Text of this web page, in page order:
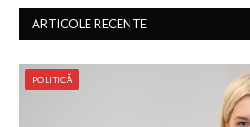
ARTICOLE RECENTE
POLITICĂ